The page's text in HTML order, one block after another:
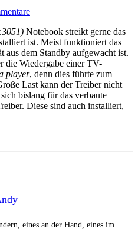
Notebook streikt gerne das
ist. Meist funktioniert das
dem Standby aufgewacht ist.
die Wiedergabe einer TV-
player, denn dies führte zum
Last kann der Treiber nicht
bislang für das verbaute
Diese sind auch installiert,
eines an der Hand, eines im